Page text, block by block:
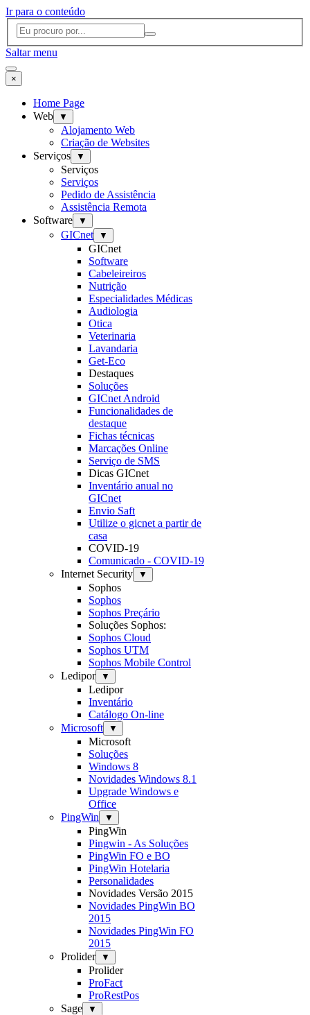
Ir para o conteúdo
Saltar menu
×
Home Page
Web
▼
Alojamento Web
Criação de Websites
Serviços
▼
Serviços
Serviços
Pedido de Assistência
Assistência Remota
Software
▼
GICnet ▼
GICnet
Software
Cabeleireiros
Nutrição
Especialidades Médicas
Audiologia
Otica
Veterinaria
Lavandaria
Get-Eco
Destaques
Soluções
GICnet Android
Funcionalidades de
destaque
Fichas técnicas
Marcações Online
Serviço de SMS
Dicas GICnet
Inventário anual no
GICnet
Envio Saft
Utilize o gicnet a partir de
casa
COVID-19
Comunicado - COVID-19
Internet Security
▼
Sophos
Sophos
Sophos Preçário
Soluções Sophos:
Sophos Cloud
Sophos UTM
Sophos Mobile Control
Ledipor
▼
Ledipor
Inventário
Catálogo On-line
Microsoft
▼
Microsoft
Soluções
Windows 8
Novidades Windows 8.1
Upgrade Windows e
Office
PingWin
▼
PingWin
Pingwin - As Soluções
PingWin FO e BO
PingWin Hotelaria
Personalidades
Novidades Versão 2015
Novidades PingWin BO
2015
Novidades PingWin FO
2015
Prolider
▼
Prolider
ProFact
ProRestPos
Sage
▼